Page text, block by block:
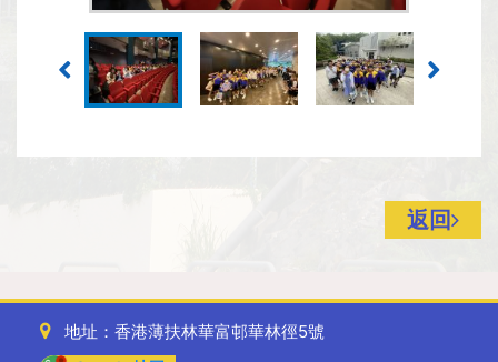
返回
地址：香港薄扶林華富邨華林徑5號